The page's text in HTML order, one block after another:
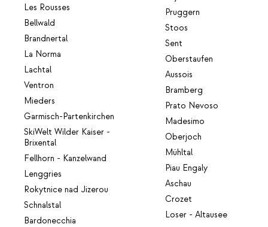
Les Rousses
Bellwald
Brandnertal
La Norma
Lachtal
Ventron
Mieders
Garmisch-Partenkirchen
SkiWelt Wilder Kaiser -
Brixental
Fellhorn - Kanzelwand
Lenggries
Rokytnice nad Jizerou
Schnalstal
Bardonecchia
Pruggern
Stoos
Sent
Oberstaufen
Aussois
Bramberg
Prato Nevoso
Madesimo
Oberjoch
Mühltal
Piau Engaly
Aschau
Crozet
Loser - Altausee